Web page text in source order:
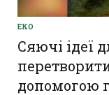
ЕКО
Сяючі ідеї
допомогою